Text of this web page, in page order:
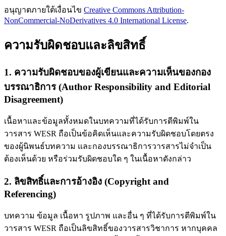
อนุญาตภายใต้เงื่อนไข Creative Commons Attribution-
NonCommercial-NoDerivatives 4.0 International License.
ความรับผิดชอบและลิขสิทธิ์
1. ความรับผิดชอบของผู้เขียนและความเห็นของกอง
บรรณาธิการ (Author Responsibility and Editorial
Disagreement)
เนื้อหาและข้อมูลทั้งหมดในบทความที่ได้รับการตีพิมพ์ใน
วารสาร WESR ถือเป็นข้อคิดเห็นและความรับผิดชอบโดยตรง
ของผู้นิพนธ์บทความ และกองบรรณาธิการวารสารไม่จำเป็น
ต้องเห็นด้วย หรือร่วมรับผิดชอบใด ๆ ในเนื้อหาดังกล่าว
2. ลิขสิทธิ์และการอ้างอิง (Copyright and
Referencing)
บทความ ข้อมูล เนื้อหา รูปภาพ และอื่น ๆ ที่ได้รับการตีพิมพ์ใน
วารสาร WESR ถือเป็นลิขสิทธิ์ของวารสารวิชาการ หากบุคคล